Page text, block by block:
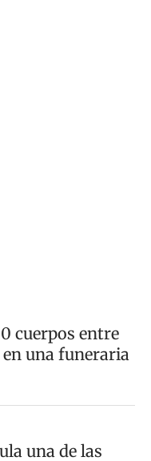
cuerpos entre
una funeraria
una de las